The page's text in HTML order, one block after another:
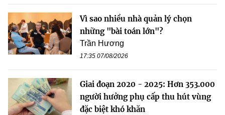
Vì sao nhiều nhà quản lý chọn
những "bài toán lớn"?
Trần Hương
17:35 07/08/2026
Giai đoạn 2020 - 2025: Hơn 353.000
người hưởng phụ cấp thu hút vùng
đặc biệt khó khăn